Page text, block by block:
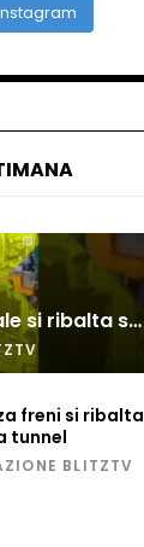
Carro cerimoniale si ribalta sulla folla
freni si ribalta
tunnel
BLITZTV